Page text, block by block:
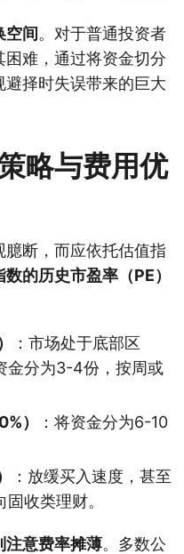
空间。对于普通投资者
难，通过将资金切分
择时失误带来的巨大
略与费用优
断，而应依托估值指
的历史市盈率（PE）
：市场处于底部区
金分为3-4份，按周或
）
：将资金分为6-10
：放缓买入速度，甚至
收类理财。
注意费率摊薄。多数公